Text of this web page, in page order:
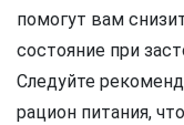
помогут вам
состояние при
Следуйте
рацион питания,